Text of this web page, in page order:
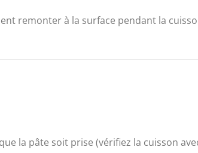
remonter à la surface pendant la
la pâte soit prise (vérifiez la cuisson